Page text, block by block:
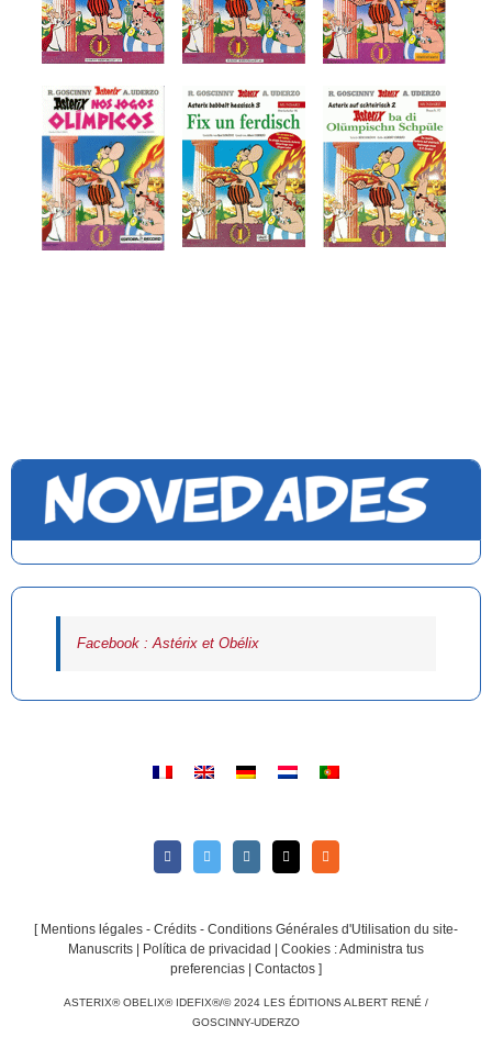
Facebook : Astérix et Obélix
[ Mentions légales - Crédits - Conditions Générales d'Utilisation du site-
Manuscrits
Política de privacidad
Cookies : Administra tus
preferencias
Contactos ]
ASTERIX® OBELIX® IDEFIX®/© 2024 LES ÉDITIONS ALBERT RENÉ /
GOSCINNY-UDERZO